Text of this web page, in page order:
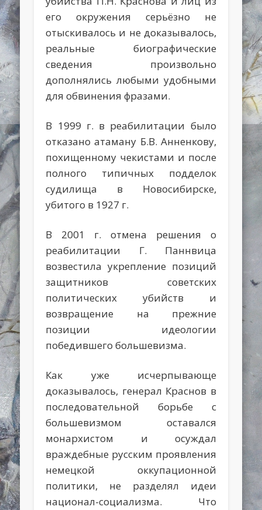
его окружения серьёзно не
отыскивалось и не доказывалось,
реальные биографические
сведения произвольно
дополнялись любыми удобными
для обвинения фразами.
В 1999 г. в реабилитации было
отказано атаману Б.В. Анненкову,
похищенному чекистами и после
полного типичных подделок
судилища в Новосибирске,
убитого в 1927 г.
В 2001 г. отмена решения о
реабилитации Г. Паннвица
возвестила укрепление позиций
защитников советских
политических убийств и
возвращение на прежние
позиции идеологии
победившего большевизма.
Как уже исчерпывающе
доказывалось, генерал Краснов в
последовательной борьбе с
большевизмом оставался
монархистом и осуждал
враждебные русским проявления
немецкой оккупационной
политики, не разделял идеи
национал-социализма. Что